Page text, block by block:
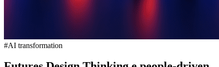
#AI transformation